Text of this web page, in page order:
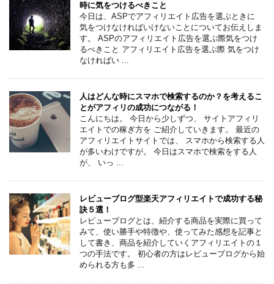
時に気をつけるべきこと
今日は、ASPでアフィリエイト広告を選ぶときに
気をつけなければいけないことについてお伝えしま
す。 ASPのアフィリエイト広告を選ぶ際気をつけ
るべきこと アフィリエイト広告を選ぶ際 気をつけ
なければい ...
人はどんな時にスマホで検索するのか？を考えるこ
とがアフィリの成功につながる！
こんにちは。 今日から少しずつ、 サイトアフィリ
エイトでの稼ぎ方を ご紹介していきます。 最近の
アフィリエイトサイトでは、 スマホから検索する人
が多いわけですが。 今日はスマホで検索をする人
が、 いっ ...
レビューブログ型楽天アフィリエイトで成功する秘
訣５選！
レビューブログとは、紹介する商品を実際に買って
みて、使い勝手や特徴や、使ってみた感想を記事と
して書き、商品を紹介していくアフィリエイトの１
つの手法です。 初心者の方はレビューブログから始
められる方も多 ...